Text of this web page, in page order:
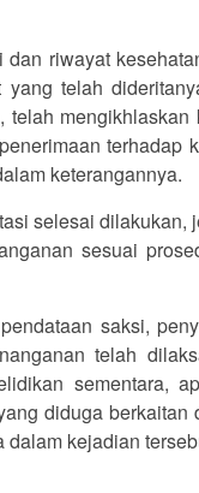
riwayat
telah
terhadap
keterangannya.
selesai dilakukan,
sesuai
saksi,
telah
sementara,
diduga
kejadian